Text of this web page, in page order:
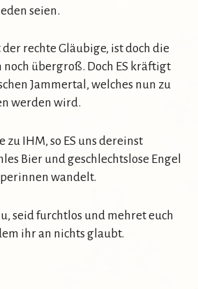
seien.
rechte Gläubige, ist doch die
noch übergroß. Doch ES kräftigt
Jammertal, welches nun zu
werden wird.
zu IHM, so ES uns dereinst
Bier und geschlechtslose Engel
wandelt.
seid furchtlos und mehret euch
ihr an nichts glaubt.